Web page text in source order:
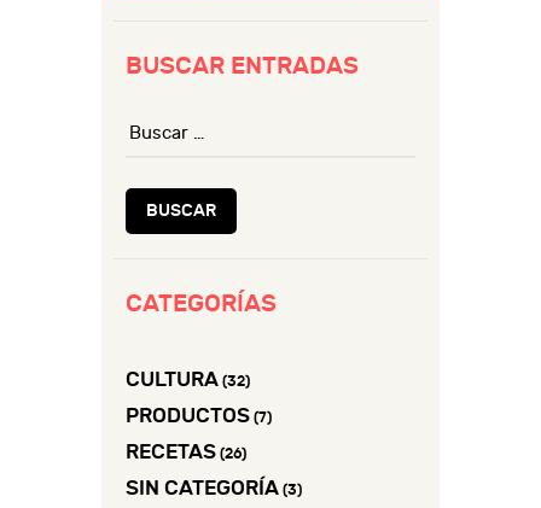
BUSCAR ENTRADAS
Buscar:
CATEGORÍAS
CULTURA (32)
PRODUCTOS (7)
RECETAS (26)
SIN CATEGORÍA (3)